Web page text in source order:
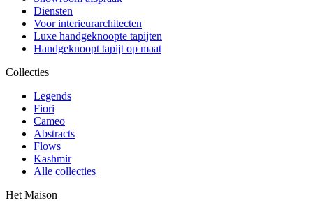
Diensten
Voor interieurarchitecten
Luxe handgeknoopte tapijten
Handgeknoopt tapijt op maat
Collecties
Legends
Fiori
Cameo
Abstracts
Flows
Kashmir
Alle collecties
Het Maison